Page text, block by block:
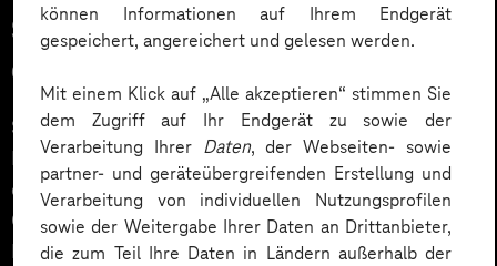
können Informationen auf Ihrem Endgerät
gespeichert, angereichert und gelesen werden.
Mit einem Klick auf „Alle akzeptieren“ stimmen Sie
dem Zugriff auf Ihr Endgerät zu sowie der
Verarbeitung Ihrer Daten, der Webseiten- sowie
partner- und geräteübergreifenden Erstellung und
Verarbeitung von individuellen Nutzungsprofilen
sowie der Weitergabe Ihrer Daten an Drittanbieter,
die zum Teil Ihre Daten in Ländern außerhalb der
Spatial Commerce – Die Zukunft
des E-Commerce
Spätestens seit der Vorstellung von Apples neuem
Mixed Reality-Headset “Vision Pro”, Metas “Quest 3”
oder Microsofts “HoloLens 2” sind die Themen Spatial
Computing und Spatial Commerce in aller Munde.
Doch was genau verbirgt sich hinter den beiden